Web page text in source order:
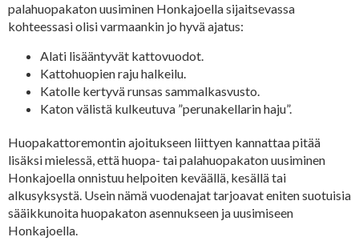
palahuopakaton uusiminen Honkajoella sijaitsevassa
kohteessasi olisi varmaankin jo hyvä ajatus:
Alati lisääntyvät kattovuodot.
Kattohuopien raju halkeilu.
Katolle kertyvä runsas sammalkasvusto.
Katon välistä kulkeutuva ”perunakellarin haju”.
Huopakattoremontin ajoitukseen liittyen kannattaa pitää
lisäksi mielessä, että huopa- tai palahuopakaton uusiminen
Honkajoella onnistuu helpoiten keväällä, kesällä tai
alkusyksystä. Usein nämä vuodenajat tarjoavat eniten suotuisia
sääikkunoita huopakaton asennukseen ja uusimiseen
Honkajoella.